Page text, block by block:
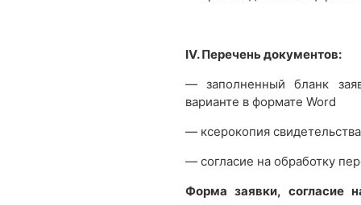
IV. Перечень документов:
— заполненный бланк
варианте в формате Word
— ксерокопия
— согласие на обработку
Форма заявки, согласие